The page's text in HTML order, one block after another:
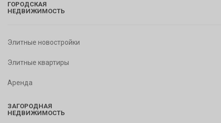
ГОРОДСКАЯ
НЕДВИЖИМОСТЬ
Элитные новостройки
Элитные квартиры
Аренда
ЗАГОРОДНАЯ
НЕДВИЖИМОСТЬ